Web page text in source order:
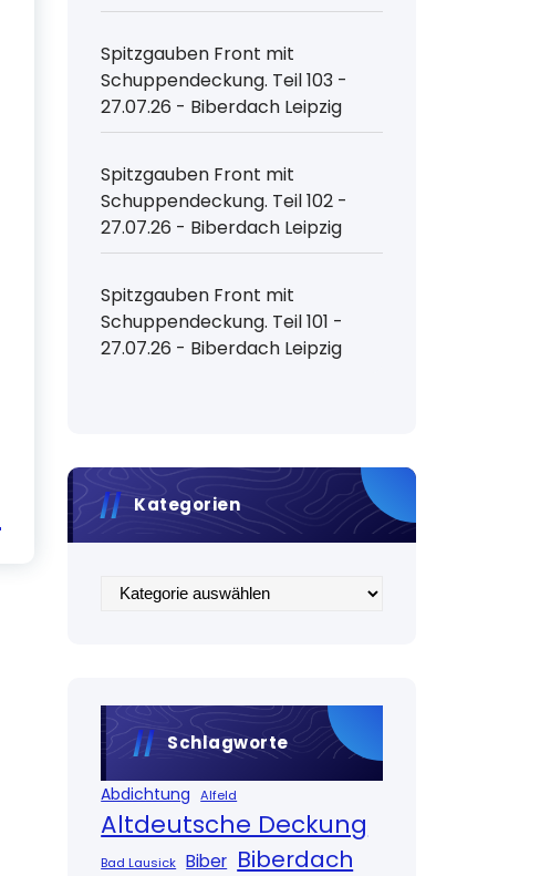
Spitzgauben Front mit
Schuppendeckung. Teil 103 -
27.07.26 - Biberdach Leipzig
Spitzgauben Front mit
Schuppendeckung. Teil 102 -
27.07.26 - Biberdach Leipzig
Spitzgauben Front mit
Schuppendeckung. Teil 101 -
27.07.26 - Biberdach Leipzig
Kategorien
Kategorien
Schlagworte
Abdichtung Alfeld
Altdeutsche Deckung
Bad Lausick Biber Biberdach